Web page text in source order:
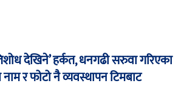
देखिने’ हर्कत, धनगढी सरुवा गरिएका
नाम र फोटो नै व्यवस्थापन टिमबाट